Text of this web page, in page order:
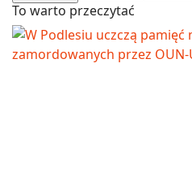
To warto przeczytać